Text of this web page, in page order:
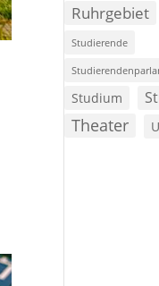
Ruhrgebiet
Studierende
Studium
Theater